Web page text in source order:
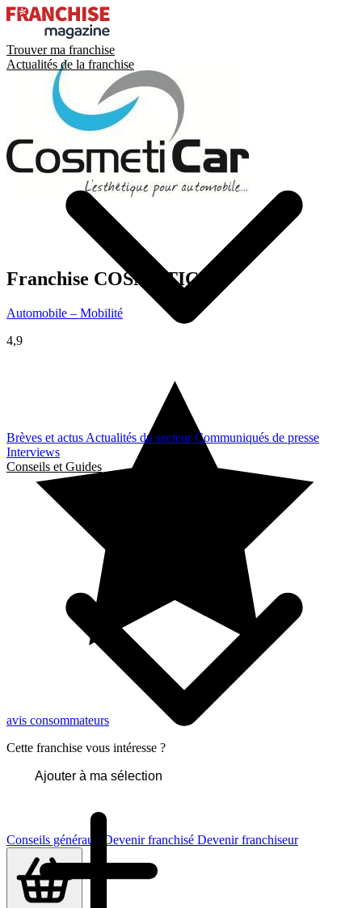
Trouver ma franchise
Actualités de la franchise
Brèves et actus Actualités du secteurCommuniqués de presse
Interviews
Conseils et Guides
Conseils généraux Devenir franchisé Devenir franchiseur
Franchise COSMETICAR
Automobile – Mobilité
4,9
avis consommateurs
Cette franchise vous intéresse ?
Ajouter à ma sélection